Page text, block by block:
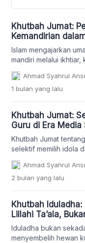
Setiap orang pasti
kehidupan yang
Khutbah Jumat:
Kemandirian
Islam mengajarkan
mandiri melalui ikhtiar,
tawakal kepada Allah.
ini mengulas
yang halal dengan
Ahmad Syahrul
1 bulan yang lalu
Khutbah Jumat:
Guru di Era Media
Khutbah Jumat
selektif memilih idola
berdasarkan ilmu,
istiqamah di era media
Ahmad Syahrul
2 bulan yang lalu
Khutbah Iduladha:
Lillahi Ta’ala,
Iduladha bukan
menyembelih hewan